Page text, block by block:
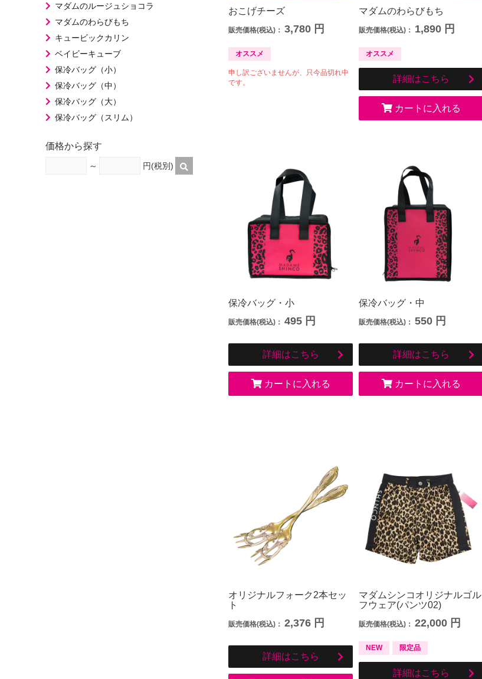
おこげチーズ
販売価格(税込)： 3,780 円
オススメ
申し訳ございませんが、只今品切れ中
です。
マダムのわらびもち
販売価格(税込)： 1,890 円
オススメ
詳細はこちら
カートに入れる
保冷バッグ・小
販売価格(税込)： 495 円
詳細はこちら
カートに入れる
保冷バッグ・中
販売価格(税込)：550 円
詳細はこちら
カートに入れる
オリジナルフォーク2本セッ
ト
販売価格(税込)： 2,376 円
詳細はこちら
マダムシンコオリジナルゴル
フウェア(パンツ02)
販売価格(税込)：22,000 円
NEW 限定品
詳細はこちら
マダムのルージュショコラ
マダムのわらびもち
キュービックカリン
ベイビーキューブ
保冷バッグ（小）
保冷バッグ（中）
保冷バッグ（大）
保冷バッグ（スリム）
価格から探す
～ 円(税別)